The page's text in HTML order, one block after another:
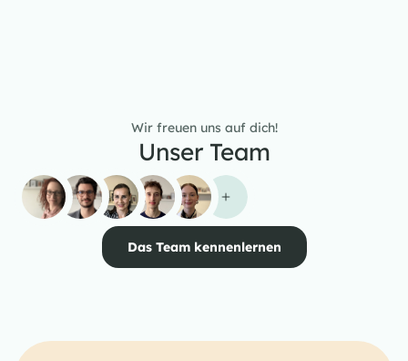
Wir freuen uns auf dich!
Unser Team
Das Team kennenlernen